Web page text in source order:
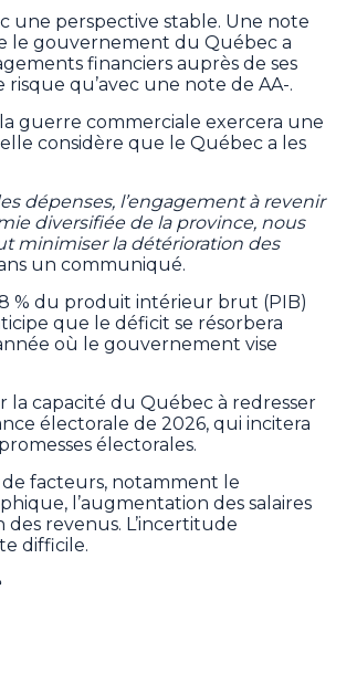
une perspective stable. Une note
le gouvernement du Québec a
financiers auprès de ses
qu’avec une note de AA-.
guerre commerciale exercera une
considère que le Québec a les
dépenses, l’engagement à revenir
diversifiée de la province, nous
minimiser la détérioration des
un communiqué.
% du produit intérieur brut (PIB)
que le déficit se résorbera
où le gouvernement vise
la capacité du Québec à redresser
électorale de 2026, qui incitera
électorales.
de facteurs, notamment le
l’augmentation des salaires
revenus. L’incertitude
difficile.